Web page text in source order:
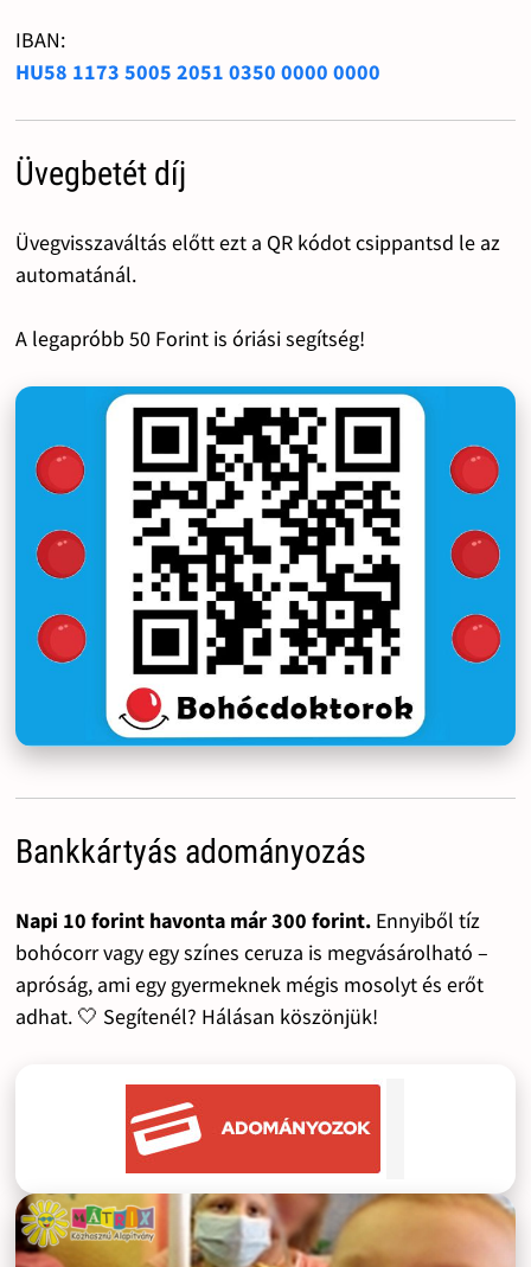
IBAN:
HU58 1173 5005 2051 0350 0000 0000
Üvegbetét díj
Üvegvisszaváltás előtt ezt a QR kódot csippantsd le az
automatánál.
A legapróbb 50 Forint is óriási segítség!
Bankkártyás adományozás
Napi 10 forint havonta már 300 forint.Ennyiből tíz
bohócorr vagy egy színes ceruza is megvásárolható –
apróság, ami egy gyermeknek mégis mosolyt és erőt
adhat. 🤍 Segítenél? Hálásan köszönjük!